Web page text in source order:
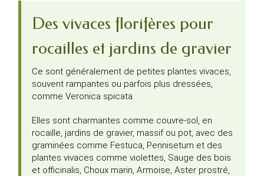
Des vivaces florifères pour
rocailles et jardins de gravier
Ce sont généralement de petites plantes vivaces,
souvent rampantes ou parfois plus dressées,
comme Veronica spicata.
Elles sont charmantes comme couvre-sol, en
rocaille, jardins de gravier, massif ou pot, avec des
graminées comme Festuca, Pennisetum et des
plantes vivaces comme violettes, Sauge des bois
et officinalis, Choux marin, Armoise, Aster prostré,